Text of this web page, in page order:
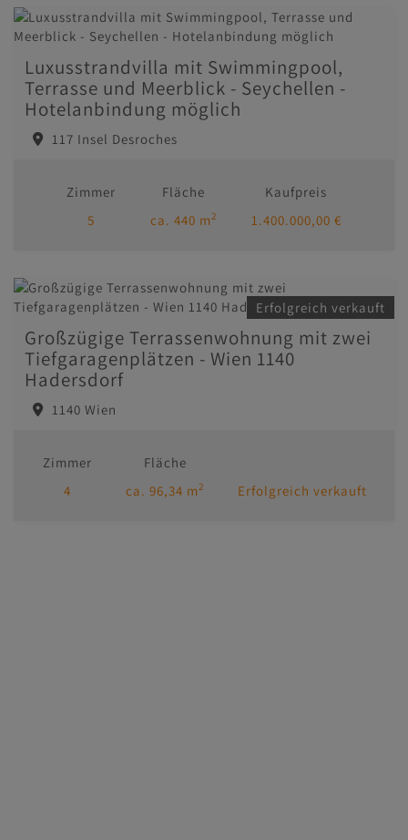
Luxusstrandvilla mit Swimmingpool,
Terrasse und Meerblick - Seychellen -
Hotelanbindung möglich
117 Insel Desroches
Zimmer
5
Fläche
ca. 440 m2
Kaufpreis
1.400.000,00 €
Erfolgreich verkauft
Großzügige Terrassenwohnung mit zwei
Tiefgaragenplätzen - Wien 1140
Hadersdorf
1140 Wien
Zimmer
4
Fläche
ca. 96,34 m2 Erfolgreich verkauft